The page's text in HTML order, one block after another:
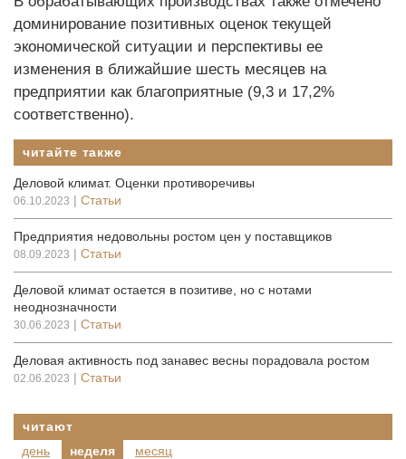
доминирование позитивных оценок текущей
экономической ситуации и перспективы ее
изменения в ближайшие шесть месяцев на
предприятии как благоприятные (9,3 и 17,2%
соответственно).
читайте также
Деловой климат. Оценки противоречивы
06.10.2023 | Статьи
Предприятия недовольны ростом цен у поставщиков
08.09.2023 | Статьи
Деловой климат остается в позитиве, но с нотами
неоднозначности
30.06.2023 | Статьи
Деловая активность под занавес весны порадовала ростом
02.06.2023 | Статьи
читают
день
неделя месяц